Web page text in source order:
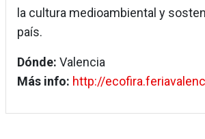
la cultura medioambiental y
país.
Dónde: Valencia
Más info: http://